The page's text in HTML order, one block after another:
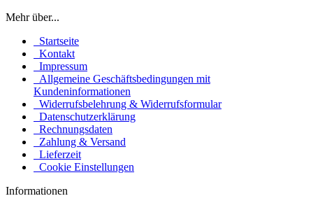
Mehr über...
Startseite
Kontakt
Impressum
Allgemeine Geschäftsbedingungen mit
Kundeninformationen
Widerrufsbelehrung & Widerrufsformular
Datenschutzerklärung
Rechnungsdaten
Zahlung & Versand
Lieferzeit
Cookie Einstellungen
Informationen